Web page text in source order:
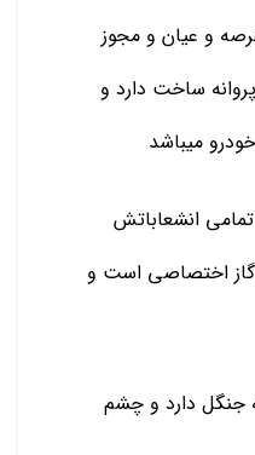
و عیان و مجوز
ساخت دارد و
میباشد
متر زمین تمامی انشعاباتش
اختصاصی است و
جنگل دارد و چشم